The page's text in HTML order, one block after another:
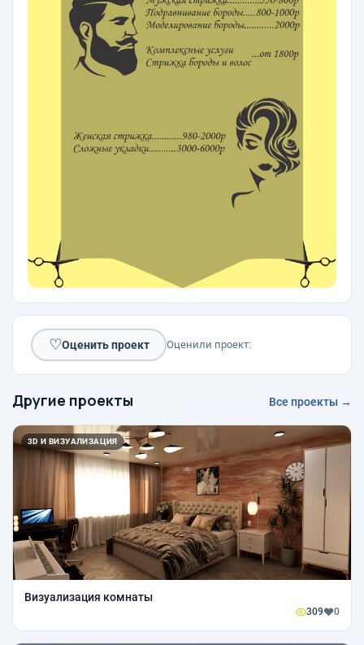
♡Оценить проект Оценили проект:
Другие проекты Все проекты →
3D И ВИЗУАЛИЗАЦИЯ
Визуализация комнаты
309 0